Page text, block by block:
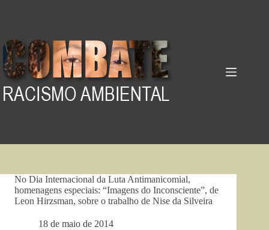
No Dia Internacional da Luta Antimanicomial,
homenagens especiais: “Imagens do Inconsciente”, de
Leon Hirzsman, sobre o trabalho de Nise da Silveira
18 de maio de 2014